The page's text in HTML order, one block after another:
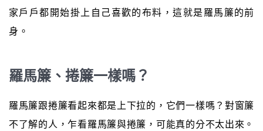
家戶戶都開始掛上自己喜歡的布料，這就是羅馬簾的前
身。
羅馬簾、捲簾一樣嗎？
羅馬簾跟捲簾看起來都是上下拉的，它們一樣嗎？對窗簾
不了解的人，乍看羅馬簾與捲簾，可能真的分不太出來。